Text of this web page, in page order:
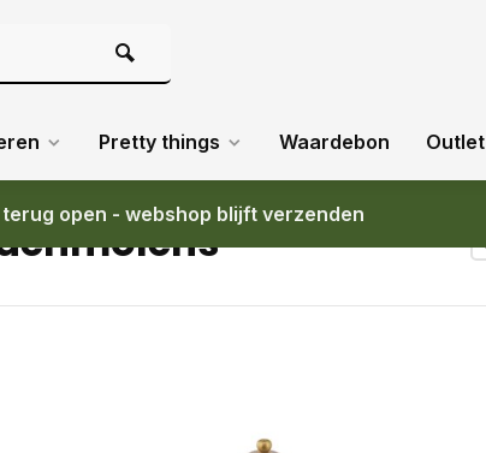
Pretty things Waardebon Outlet
open - webshop blijft verzenden